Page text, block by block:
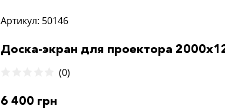
Артикул: 50146
Доска-экран для проектора
(0)
6 400 грн